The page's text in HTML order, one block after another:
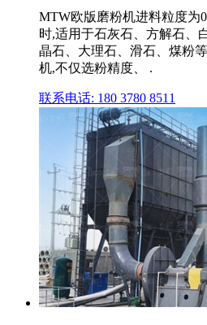
MTW欧版磨粉机进料粒度为
时,适用于石灰石、方解石、
晶石、大理石、滑石、煤粉
机,不仅选粉精度、 .
联系电话: 180 3780 8511